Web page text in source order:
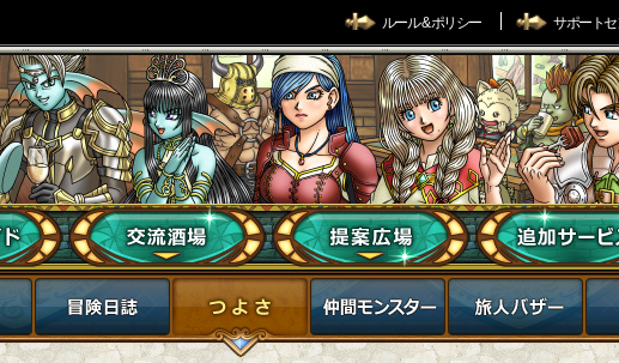
ルール & ポリシー サポート